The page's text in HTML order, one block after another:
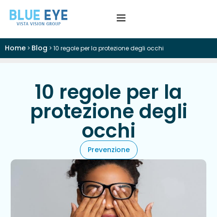
Home > Blog > 10 regole per la protezione degli occhi
10 regole per la
protezione degli
occhi
Prevenzione
Difetti Visivi ›
Cataratta
Patologie
Visite e Diagnostica ›
Colloquio Informativo